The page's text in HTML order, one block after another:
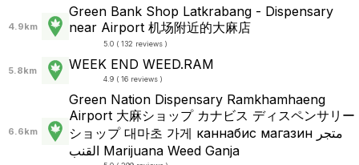
4.9km
Green Bank Shop Latkrabang - Dispensary
near Airport 机场附近的大麻店
5.0 ( 132 reviews )
5.8km WEEK END WEED.RAM
4.9 ( 16 reviews )
6.6km
Green Nation Dispensary Ramkhamhaeng
Airport 大麻ショップ カナビス ディスペンサリー
ショップ 대마초 가게 каннабис магазин متجر
القنب Marijuana Weed Ganja